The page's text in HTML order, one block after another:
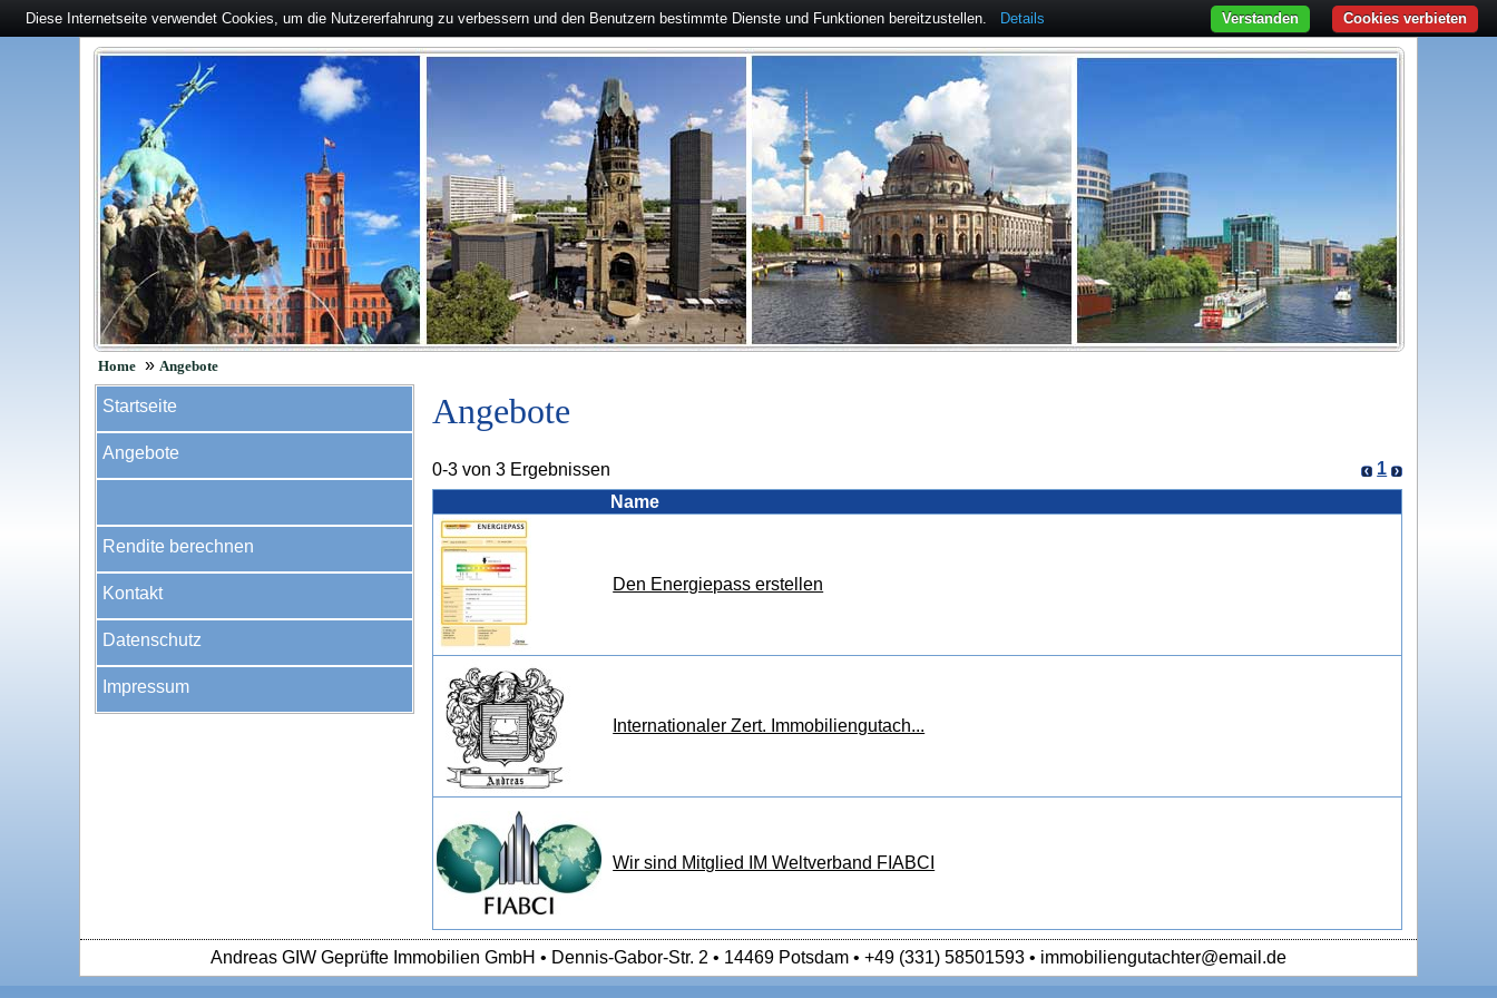
Home » Angebote
Startseite
Angebote
Rendite berechnen
Kontakt
Datenschutz
Impressum
Angebote
0-3 von 3 Ergebnissen
1
Name
Den Energiepass erstellen
Internationaler Zert. Immobiliengutach...
Wir sind Mitglied IM Weltverband FIABCI
Andreas GIW Geprüfte Immobilien GmbH • Dennis-Gabor-Str. 2 • 14469 Potsdam • +49 (331) 58501593 • immobiliengutachter@email.de
Diese Internetseite verwendet Cookies, um die Nutzererfahrung zu verbessern und den Benutzern bestimmte Dienste und Funktionen bereitzustellen. Details Cookies verbieten
Verstanden